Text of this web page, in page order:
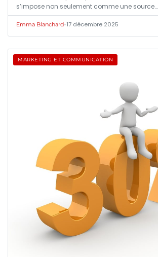
s’impose non seulement comme une source…
Emma Blanchard•17 décembre 2025
MARKETING ET COMMUNICATION